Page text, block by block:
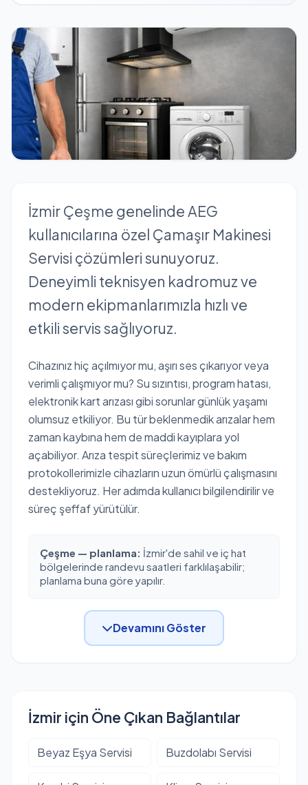
İzmir Çeşme genelinde AEG
kullanıcılarına özel Çamaşır Makinesi
Servisi çözümleri sunuyoruz.
Deneyimli teknisyen kadromuz ve
modern ekipmanlarımızla hızlı ve
etkili servis sağlıyoruz.
Cihazınız hiç açılmıyor mu, aşırı ses çıkarıyor veya
verimli çalışmıyor mu? Su sızıntısı, program hatası,
elektronik kart arızası gibi sorunlar günlük yaşamı
olumsuz etkiliyor. Bu tür beklenmedik arızalar hem
zaman kaybına hem de maddi kayıplara yol
açabiliyor. Arıza tespit süreçlerimiz ve bakım
protokollerimizle cihazların uzun ömürlü çalışmasını
destekliyoruz. Her adımda kullanıcı bilgilendirilir ve
süreç şeffaf yürütülür.
Çeşme — planlama: İzmir'de sahil ve iç hat
bölgelerinde randevu saatleri farklılaşabilir;
planlama buna göre yapılır.
Devamını Göster
İzmir için Öne Çıkan Bağlantılar
Beyaz Eşya Servisi Buzdolabı Servisi